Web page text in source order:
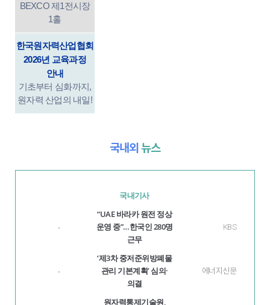
BEXCO 제1전시장
1홀
한국원자력산업협회
2026년 교육과정
안내
기초부터 심화까지,
원자력 산업의 내일!
국내외 뉴스
국내기사
·
“UAE 바라카 원전 정상
운영 중”…한국인 280명
근무
KBS
·
‘제3차 중저준위방폐물
관리 기본계획’ 심의·
의결
에너지신문
원자력통제기술원,